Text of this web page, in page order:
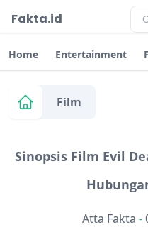
Fakta.id
Home Entertainment
Film
Sinopsis Film Evil
Atta Fakta -